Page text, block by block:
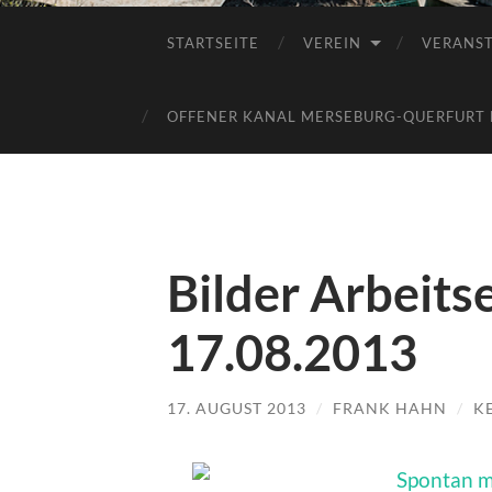
STARTSEITE VEREIN
OFFENER KANAL MERSEBURG-QUERFURT
Bilder
17.08.2013
17. AUGUST 2013 / FRANK HAHN /